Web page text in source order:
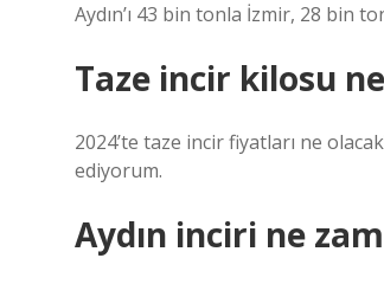
Aydın’ı 43 bin tonla İzmir, 28 bin
Taze incir kilosu
2024’te taze incir fiyatları ne
ediyorum.
Aydın inciri ne